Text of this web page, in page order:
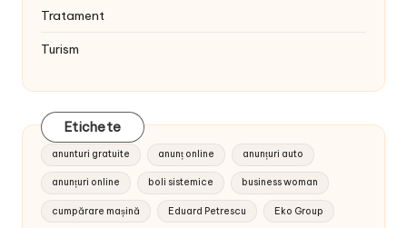
Tratament
Turism
Etichete
anunturi gratuite anunț online anunțuri auto
anunțuri online boli sistemice business woman
cumpărare mașină Eduard Petrescu Eko Group